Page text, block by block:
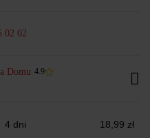
02 02
Domu 4.9
4 dni 18,99 zł